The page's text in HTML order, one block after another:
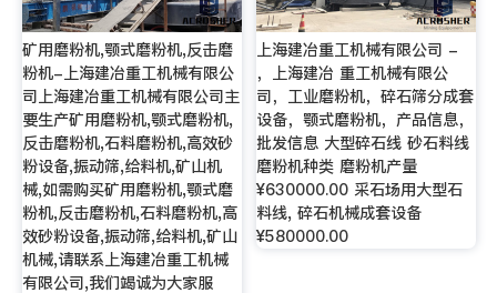
矿用磨粉机,颚式磨粉机,反击磨
粉机-上海建冶重工机械有限公
司上海建冶重工机械有限公司主
要生产矿用磨粉机,颚式磨粉机,
反击磨粉机,石料磨粉机,高效砂
粉设备,振动筛,给料机,矿山机
械,如需购买矿用磨粉机,颚式磨
粉机,反击磨粉机,石料磨粉机,高
效砂粉设备,振动筛,给料机,矿山
机械,请联系上海建冶重工机械
有限公司,我们竭诚为大家服
上海建冶重工机械有限公司 -
，上海建冶 重工机械有限公
司，工业磨粉机，碎石筛分成套
设备，颚式磨粉机，产品信息，
批发信息 大型碎石线 砂石料线
磨粉机种类 磨粉机产量
¥630000.00 采石场用大型石
料线, 碎石机械成套设备
¥580000.00